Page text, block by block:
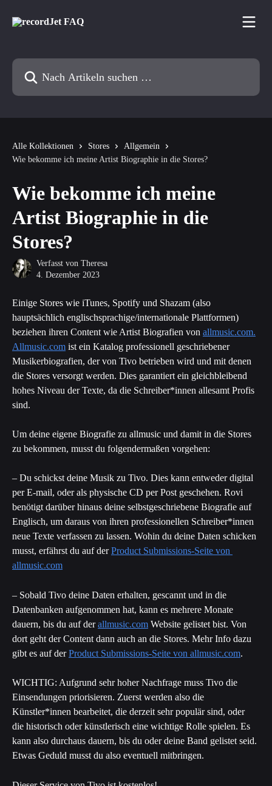
Nach Artikeln suchen …
Alle Kollektionen Stores
Allgemein
Wie bekomme ich meine Artist Biographie in die Stores?
Wie bekomme ich meine
Artist Biographie in die
Stores?
Verfasst von Theresa
4. Dezember 2023
Einige Stores wie iTunes, Spotify und Shazam (also
hauptsächlich englischsprachige/internationale Plattformen)
beziehen ihren Content wie Artist Biografien von allmusic.com.
Allmusic.com ist ein Katalog professionell geschriebener
Musikerbiografien, der von Tivo betrieben wird und mit denen
die Stores versorgt werden. Dies garantiert ein gleichbleibend
hohes Niveau der Texte, da die Schreiber*innen allesamt Profis
sind.
Um deine eigene Biografie zu allmusic und damit in die Stores
zu bekommen, musst du folgendermaßen vorgehen:
– Du schickst deine Musik zu Tivo. Dies kann entweder digital
per E-mail, oder als physische CD per Post geschehen. Rovi
benötigt darüber hinaus deine selbstgeschriebene Biografie auf
Englisch, um daraus von ihren professionellen Schreiber*innen
neue Texte verfassen zu lassen. Wohin du deine Daten schicken
musst, erfährst du auf der Product Submissions-Seite von
allmusic.com
– Sobald Tivo deine Daten erhalten, gescannt und in die
Datenbanken aufgenommen hat, kann es mehrere Monate
dauern, bis du auf der allmusic.com Website gelistet bist. Von
dort geht der Content dann auch an die Stores. Mehr Info dazu
gibt es auf der Product Submissions-Seite von allmusic.com.
WICHTIG: Aufgrund sehr hoher Nachfrage muss Tivo die
Einsendungen priorisieren. Zuerst werden also die
Künstler*innen bearbeitet, die derzeit sehr populär sind, oder
die historisch oder künstlerisch eine wichtige Rolle spielen. Es
kann also durchaus dauern, bis du oder deine Band gelistet seid.
Etwas Geduld musst du also eventuell mitbringen.